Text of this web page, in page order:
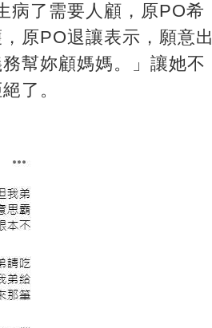
病了需要人顧，原PO希
原PO退讓表示，願意出
幫妳顧媽媽。」讓她不
了。